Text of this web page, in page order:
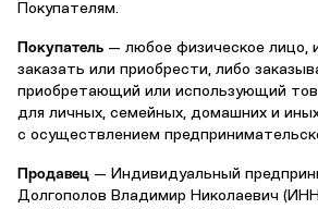
Покупателям.
Покупатель — любое физическое
заказать или приобрести, либо
приобретающий или использующий
для личных, семейных, домашних и
с осуществлением
Продавец — Индивидуальный
Долгополов Владимир Николаевич